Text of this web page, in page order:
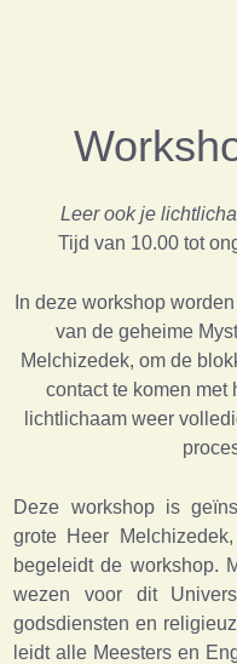
Leer ook je
Tijd van 10.00 tot
In deze workshop
van de geheime
Melchizedek, om de
contact te komen met
lichtlichaam weer
Deze workshop is
grote Heer
begeleidt de workshop.
wezen voor dit
godsdiensten en
leidt alle Meesters en